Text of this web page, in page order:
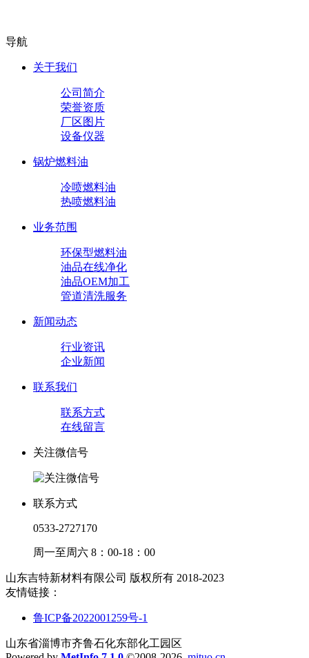
导航
关于我们
公司简介
荣誉资质
厂区图片
设备仪器
锅炉燃料油
冷喷燃料油
热喷燃料油
业务范围
环保型燃料油
油品在线净化
油品OEM加工
管道清洗服务
新闻动态
行业资讯
企业新闻
联系我们
联系方式
在线留言
关注微信号
联系方式
0533-2727170
周一至周六 8：00-18：00
山东吉特新材料有限公司 版权所有 2018-2023
友情链接：
鲁ICP备2022001259号-1
山东省淄博市齐鲁石化东部化工园区